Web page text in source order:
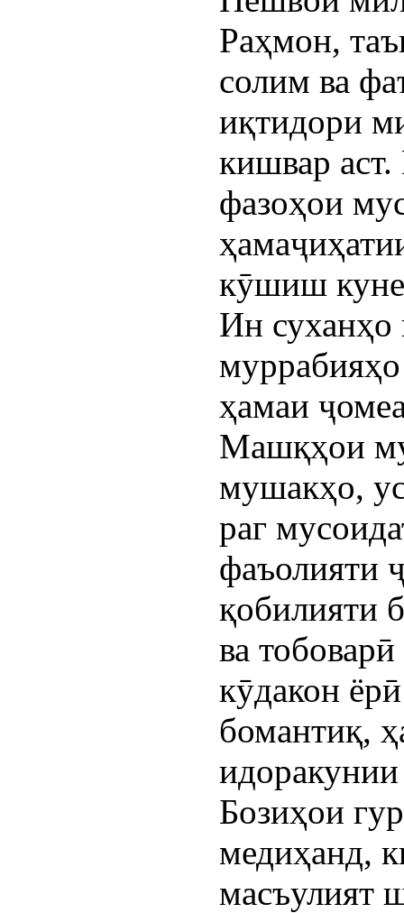
Раҳмон,
солим ва
иқтидори
кишвар
фазоҳои
кӯшиш
Ин суханҳо
ҳамаи
Машқҳои
мушакҳо,
раг
фаъолияти
қобилияти
ва
кӯдакон
бомантиқ,
Бозиҳои
медиҳанд,
масъулият